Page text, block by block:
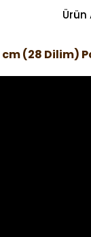
Ürün
(28 Dilim)